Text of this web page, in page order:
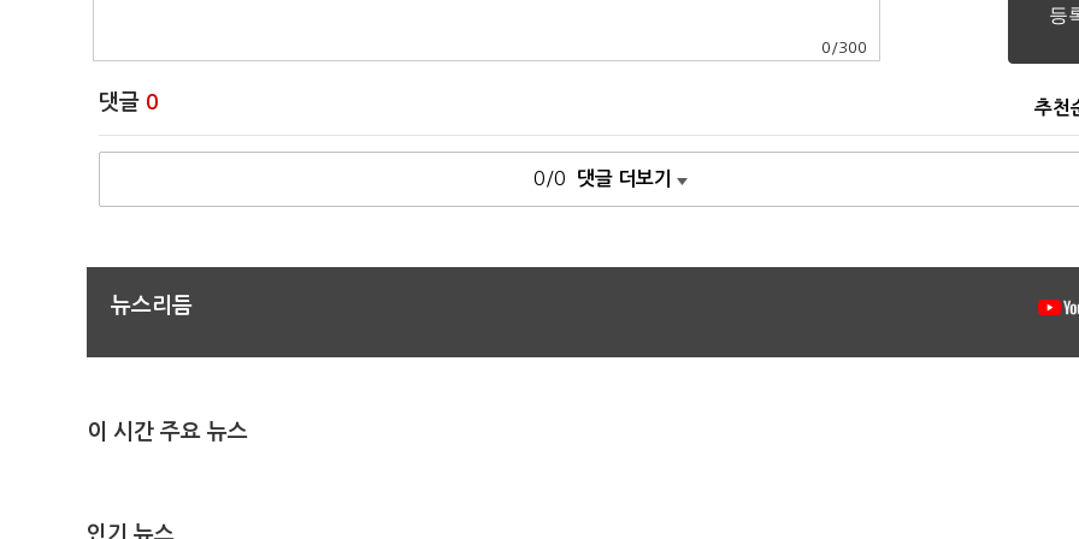
0 /300
댓글 0 추천
0/0 댓글 더보기
뉴스리듬
이 시간 주요 뉴스
인기 뉴스